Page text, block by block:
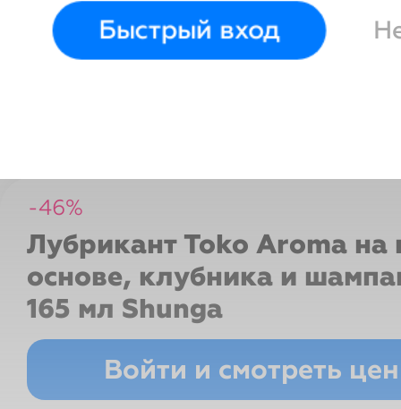
Быстрый вход
-46%
Лубрикант Toko Aroma на
основе, клубника и
165 мл Shunga
Войти и смотреть